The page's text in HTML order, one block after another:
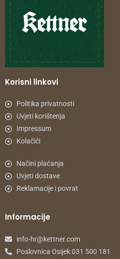
Korisni linkovi
Politika privatnosti
Uvjeti korištenja
Impressum
Kolačići
Načini plaćanja
Uvjeti dostave
Reklamacije i povrat
Informacije
info-hr@kettner.com
Poslovnica Osijek 031 500 181